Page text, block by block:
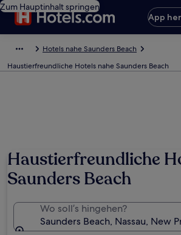
Zum Hauptinhalt springen
App
Hotels nahe Saunders Beach
Haustierfreundliche Hotels nahe Saunders Beach
Haustierfreundliche
Saunders Beach
Wo soll’s hingehen?
Saunders Beach, Nassau, New